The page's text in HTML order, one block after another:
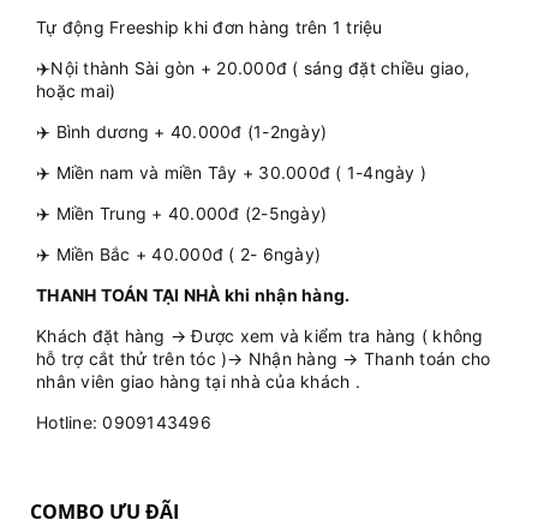
Tự động Freeship khi đơn hàng trên 1 triệu
✈️Nội thành Sài gòn + 20.000đ ( sáng đặt chiều giao,
hoặc mai)
✈️ Bình dương + 40.000đ (1-2ngày)
✈️ Miền nam và miền Tây + 30.000đ ( 1-4ngày )
✈️ Miền Trung + 40.000đ (2-5ngày)
✈️ Miền Bắc + 40.000đ ( 2- 6ngày)
THANH TOÁN TẠI NHÀ khi nhận hàng.
Khách đặt hàng → Được xem và kiểm tra hàng ( không
hỗ trợ cắt thử trên tóc )→ Nhận hàng → Thanh toán cho
nhân viên giao hàng tại nhà của khách .
Hotline: 0909143496
COMBO ƯU ĐÃI